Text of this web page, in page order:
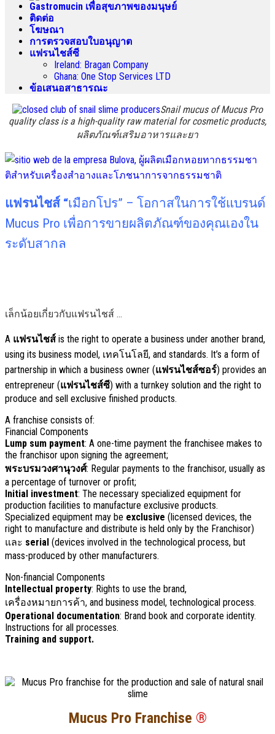
Gastromucin เพื่อสุขภาพของมนุษย์
ติดต่อ
โฆษณา
การตรวจสอบใบอนุญาต
แฟรนไชส์ซี
Ireland: Bragan Company
Ghana: One Stop Services LTD
ข้อเสนอสาธารณะ
Snail mucus of Mucus Pro
quality class is a high-quality raw material for cosmetic products,
ผลิตภัณฑ์เสริมอาหารและยา
แฟรนไชส์ “เมือกโปร” – โอกาสในการใช้แบรนด์
Mucus Pro เพื่อการขายผลิตภัณฑ์ของคุณเองใน
ระดับสากล
เล็กน้อยเกี่ยวกับแฟรนไชส์ …
A แฟรนไชส์ is the right to operate a business under another brand,
using its business model, เทคโนโลยี, and standards. It’s a form of
partnership in which a business owner (แฟรนไชส์ซอร์) provides an
entrepreneur (แฟรนไชส์ซี) with a turnkey solution and the right to
produce and sell exclusive finished products.
A franchise consists of:
Financial Components
Lump sum payment: A one-time payment the franchisee makes to
the franchisor upon signing the agreement;
พระบรมวงศานุวงศ์: Regular payments to the franchisor, usually as
a percentage of turnover or profit;
Initial investment: The necessary specialized equipment for
production facilities to manufacture exclusive products.
Specialized equipment may be exclusive (licensed devices, the
right to manufacture and distribute is held only by the Franchisor)
และ serial (devices involved in the technological process, but
mass-produced by other manufacturers.
Non-financial Components
Intellectual property: Rights to use the brand,
เครื่องหมายการค้า, and business model, technological process.
Operational documentation: Brand book and corporate identity.
Instructions for all processes.
Training and support.
Mucus Pro Franchise ®